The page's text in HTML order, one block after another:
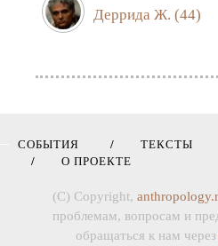
Деррида Ж. (44)
СОБЫТИЯ ТЕКСТЫ
О ПРОЕКТЕ
(C) Copyright,
проблемам, вопросам и
обращаться к нам через